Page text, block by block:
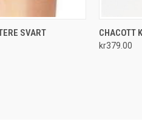
VIEW OPTIONS
SVART
Compare
CHACOTT
kr379.00